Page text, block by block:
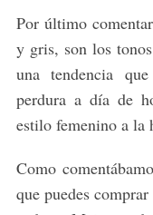
Por último
y gris, son los
una tendencia
perdura a día de
estilo femenino a la
Como
que puedes